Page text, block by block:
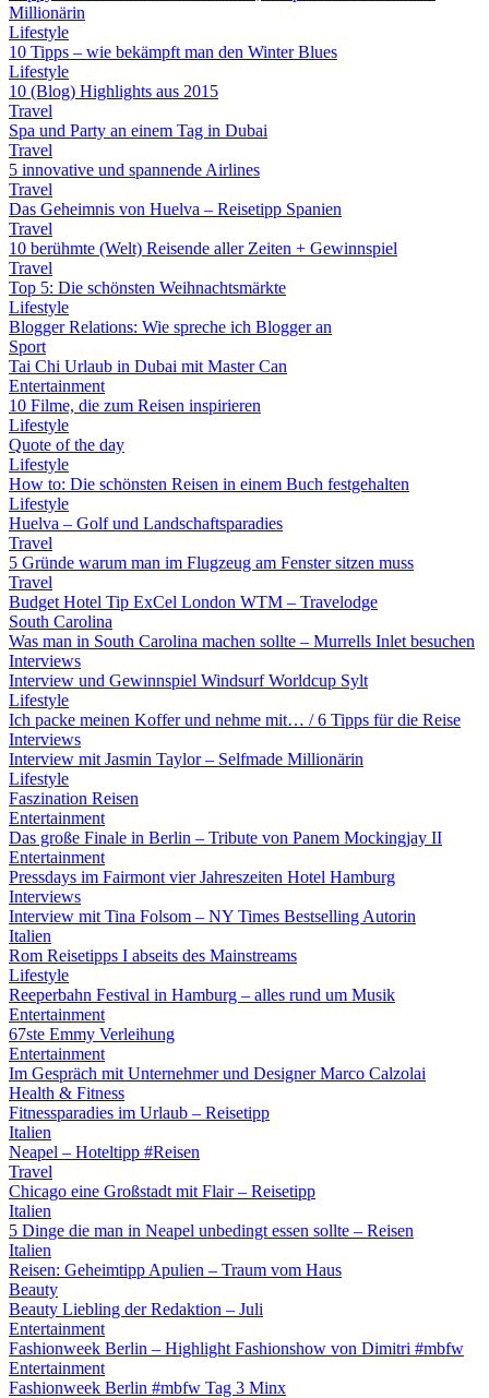
Millionärin
Lifestyle
10 Tipps – wie bekämpft man den Winter Blues
Lifestyle
10 (Blog) Highlights aus 2015
Travel
Spa und Party an einem Tag in Dubai
Travel
5 innovative und spannende Airlines
Travel
Das Geheimnis von Huelva – Reisetipp Spanien
Travel
10 berühmte (Welt) Reisende aller Zeiten + Gewinnspiel
Travel
Top 5: Die schönsten Weihnachtsmärkte
Lifestyle
Blogger Relations: Wie spreche ich Blogger an
Sport
Tai Chi Urlaub in Dubai mit Master Can
Entertainment
10 Filme, die zum Reisen inspirieren
Lifestyle
Quote of the day
Lifestyle
How to: Die schönsten Reisen in einem Buch festgehalten
Lifestyle
Huelva – Golf und Landschaftsparadies
Travel
5 Gründe warum man im Flugzeug am Fenster sitzen muss
Travel
Budget Hotel Tip ExCel London WTM – Travelodge
South Carolina
Was man in South Carolina machen sollte – Murrells Inlet besuchen
Interviews
Interview und Gewinnspiel Windsurf Worldcup Sylt
Lifestyle
Ich packe meinen Koffer und nehme mit… / 6 Tipps für die Reise
Interviews
Interview mit Jasmin Taylor – Selfmade Millionärin
Lifestyle
Faszination Reisen
Entertainment
Das große Finale in Berlin – Tribute von Panem Mockingjay II
Entertainment
Pressdays im Fairmont vier Jahreszeiten Hotel Hamburg
Interviews
Interview mit Tina Folsom – NY Times Bestselling Autorin
Italien
Rom Reisetipps I abseits des Mainstreams
Lifestyle
Reeperbahn Festival in Hamburg – alles rund um Musik
Entertainment
67ste Emmy Verleihung
Entertainment
Im Gespräch mit Unternehmer und Designer Marco Calzolai
Health & Fitness
Fitnessparadies im Urlaub – Reisetipp
Italien
Neapel – Hoteltipp #Reisen
Travel
Chicago eine Großstadt mit Flair – Reisetipp
Italien
5 Dinge die man in Neapel unbedingt essen sollte – Reisen
Italien
Reisen: Geheimtipp Apulien – Traum vom Haus
Beauty
Beauty Liebling der Redaktion – Juli
Entertainment
Fashionweek Berlin – Highlight Fashionshow von Dimitri #mbfw
Entertainment
Fashionweek Berlin #mbfw Tag 3 Minx